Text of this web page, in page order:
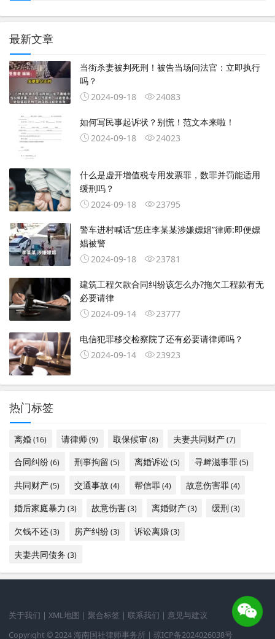
最新文章
当街杀妻被判死刑！被告当场问法官：立即执行
吗？
2024-09-18
24083
如何写民事起诉状？别慌！范文本来啦！
2024-09-18
24023
什么是虚开增值税专用发票罪，数罪并罚能适用
缓刑吗？
2024-09-18
23795
警车进村喊话“恁庄李某某涉嫌嫖娼”律师:即便嫖
娼被警
2024-09-18
23781
建筑工程欠款合同纠纷该怎么办?拖欠工程款有无
必要请律
2024-09-14
23777
电信犯罪移交检察院了还有必要请律师吗？
2024-09-14
23923
热门标签
离婚(16) 请律师(9) 取保候审(8) 夫妻共同财产(7)
合同纠纷(6) 刑事拘留 (5) 离婚诉讼(5) 寻衅滋事罪(5)
共同财产(5) 交通事故 (4) 帮信罪(4) 故意伤害罪(4)
婚后家庭暴力 (3) 故意伤害(3) 离婚财产(3) 缓刑 (3)
欠钱不还(3) 房产纠纷(3) 诉讼离婚(3)
夫妻共同债务 (3)
关于我们 | XML地图 | 聚合标签 | 联系我们 | 意见与建议
Copyright © 2024 海南国社律师事务所 | 琼ICP备2024026038号